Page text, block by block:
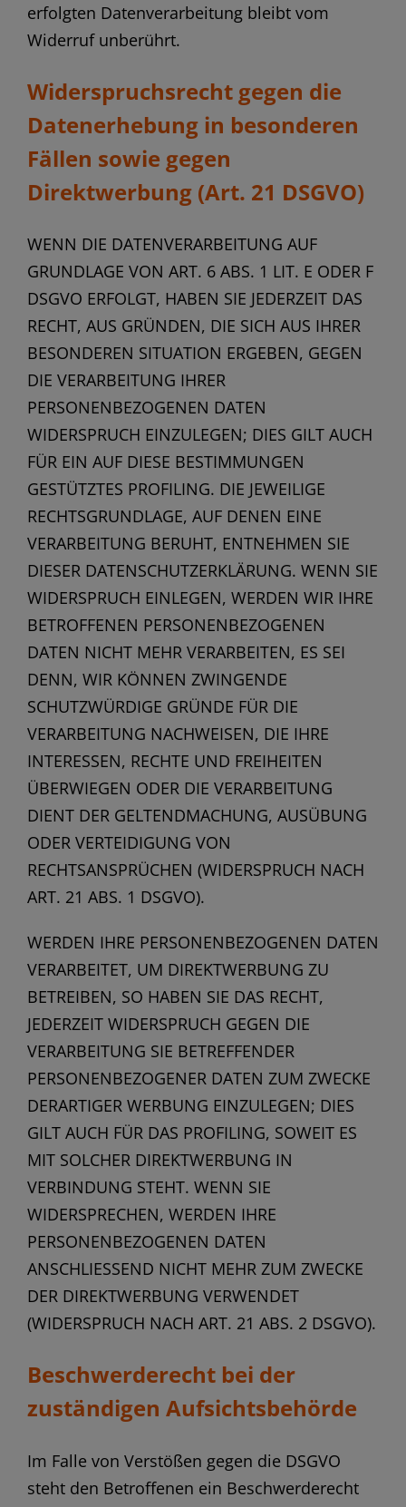
erfolgten Datenverarbeitung bleibt vom
Widerruf unberührt.
Widerspruchsrecht gegen die
Datenerhebung in besonderen
Fällen sowie gegen
Direktwerbung (Art. 21 DSGVO)
WENN DIE DATENVERARBEITUNG AUF
GRUNDLAGE VON ART. 6 ABS. 1 LIT. E ODER F
DSGVO ERFOLGT, HABEN SIE JEDERZEIT DAS
RECHT, AUS GRÜNDEN, DIE SICH AUS IHRER
BESONDEREN SITUATION ERGEBEN, GEGEN
DIE VERARBEITUNG IHRER
PERSONENBEZOGENEN DATEN
WIDERSPRUCH EINZULEGEN; DIES GILT AUCH
FÜR EIN AUF DIESE BESTIMMUNGEN
GESTÜTZTES PROFILING. DIE JEWEILIGE
RECHTSGRUNDLAGE, AUF DENEN EINE
VERARBEITUNG BERUHT, ENTNEHMEN SIE
DIESER DATENSCHUTZERKLÄRUNG. WENN SIE
WIDERSPRUCH EINLEGEN, WERDEN WIR IHRE
BETROFFENEN PERSONENBEZOGENEN
DATEN NICHT MEHR VERARBEITEN, ES SEI
DENN, WIR KÖNNEN ZWINGENDE
SCHUTZWÜRDIGE GRÜNDE FÜR DIE
VERARBEITUNG NACHWEISEN, DIE IHRE
INTERESSEN, RECHTE UND FREIHEITEN
ÜBERWIEGEN ODER DIE VERARBEITUNG
DIENT DER GELTENDMACHUNG, AUSÜBUNG
ODER VERTEIDIGUNG VON
RECHTSANSPRÜCHEN (WIDERSPRUCH NACH
ART. 21 ABS. 1 DSGVO).
WERDEN IHRE PERSONENBEZOGENEN DATEN
VERARBEITET, UM DIREKTWERBUNG ZU
BETREIBEN, SO HABEN SIE DAS RECHT,
JEDERZEIT WIDERSPRUCH GEGEN DIE
VERARBEITUNG SIE BETREFFENDER
PERSONENBEZOGENER DATEN ZUM ZWECKE
DERARTIGER WERBUNG EINZULEGEN; DIES
GILT AUCH FÜR DAS PROFILING, SOWEIT ES
MIT SOLCHER DIREKTWERBUNG IN
VERBINDUNG STEHT. WENN SIE
WIDERSPRECHEN, WERDEN IHRE
PERSONENBEZOGENEN DATEN
ANSCHLIESSEND NICHT MEHR ZUM ZWECKE
DER DIREKTWERBUNG VERWENDET
(WIDERSPRUCH NACH ART. 21 ABS. 2 DSGVO).
Beschwerde­recht bei der
zuständigen Aufsichts­behörde
Im Falle von Verstößen gegen die DSGVO
steht den Betroffenen ein Beschwerderecht